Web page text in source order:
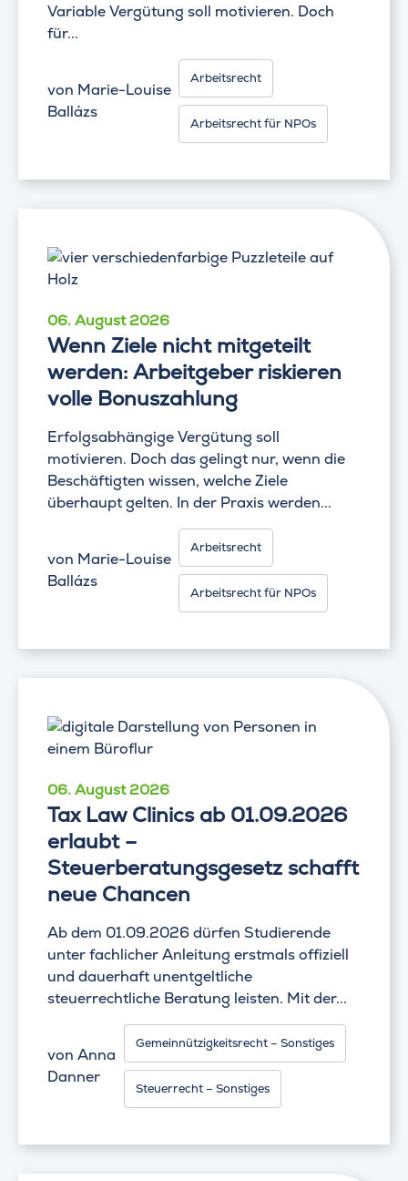
Variable Vergütung soll motivieren. Doch
für...
von Marie-Louise
Ballázs
Arbeitsrecht
Arbeitsrecht für NPOs
06. August 2026
Wenn Ziele nicht mitgeteilt
werden: Arbeitgeber riskieren
volle Bonuszahlung
Erfolgsabhängige Vergütung soll
motivieren. Doch das gelingt nur, wenn die
Beschäftigten wissen, welche Ziele
überhaupt gelten. In der Praxis werden...
von Marie-Louise
Ballázs
Arbeitsrecht
Arbeitsrecht für NPOs
06. August 2026
Tax Law Clinics ab 01.09.2026
erlaubt –
Steuerberatungsgesetz schafft
neue Chancen
Ab dem 01.09.2026 dürfen Studierende
unter fachlicher Anleitung erstmals offiziell
und dauerhaft unentgeltliche
steuerrechtliche Beratung leisten. Mit der...
von Anna
Danner
Gemeinnützigkeitsrecht – Sonstiges
Steuerrecht – Sonstiges